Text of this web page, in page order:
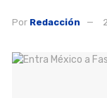
Por Redacción